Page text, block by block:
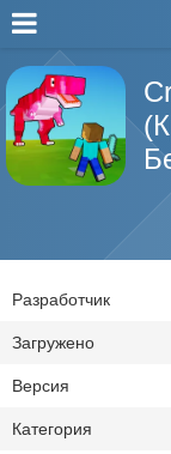
Разработчик
Загружено
Версия
Категория